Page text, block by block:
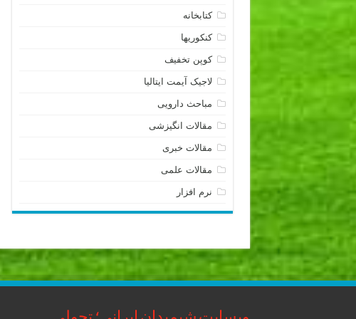
کتابخانه
کنکوریها
کوپن تخفیف
لاجیک آیمت ایتالیا
مباحث دارویی
مقالات انگیزشی
مقالات خبری
مقالات علمی
نرم افزار